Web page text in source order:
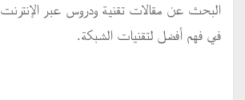
البحث عن مقالات تقنية ودروس عبر
في فهم أفضل لتقنيات الشبكة.